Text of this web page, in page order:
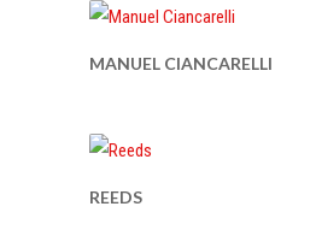
MANUEL CIANCARELLI
REEDS